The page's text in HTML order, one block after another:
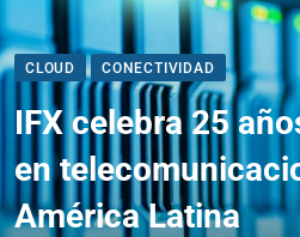
CLOUD CONECTIVIDAD
IFX celebra 25
en
América Latina